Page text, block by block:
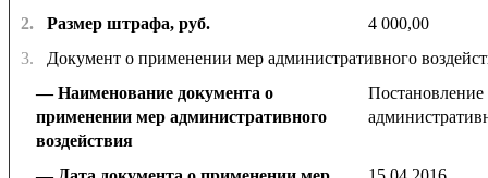
2. Размер штрафа, руб.
4 000,00
3.
Документ о применении мер административного
Наименование документа о
применении мер административного
воздействия
Постановление